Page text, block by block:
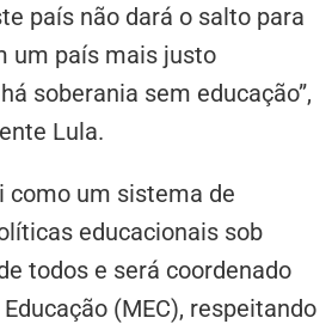
país não dará o salto para
um país mais justo
soberania sem educação”,
Lula.
como um sistema de
educacionais sob
todos e será coordenado
(MEC), respeitando